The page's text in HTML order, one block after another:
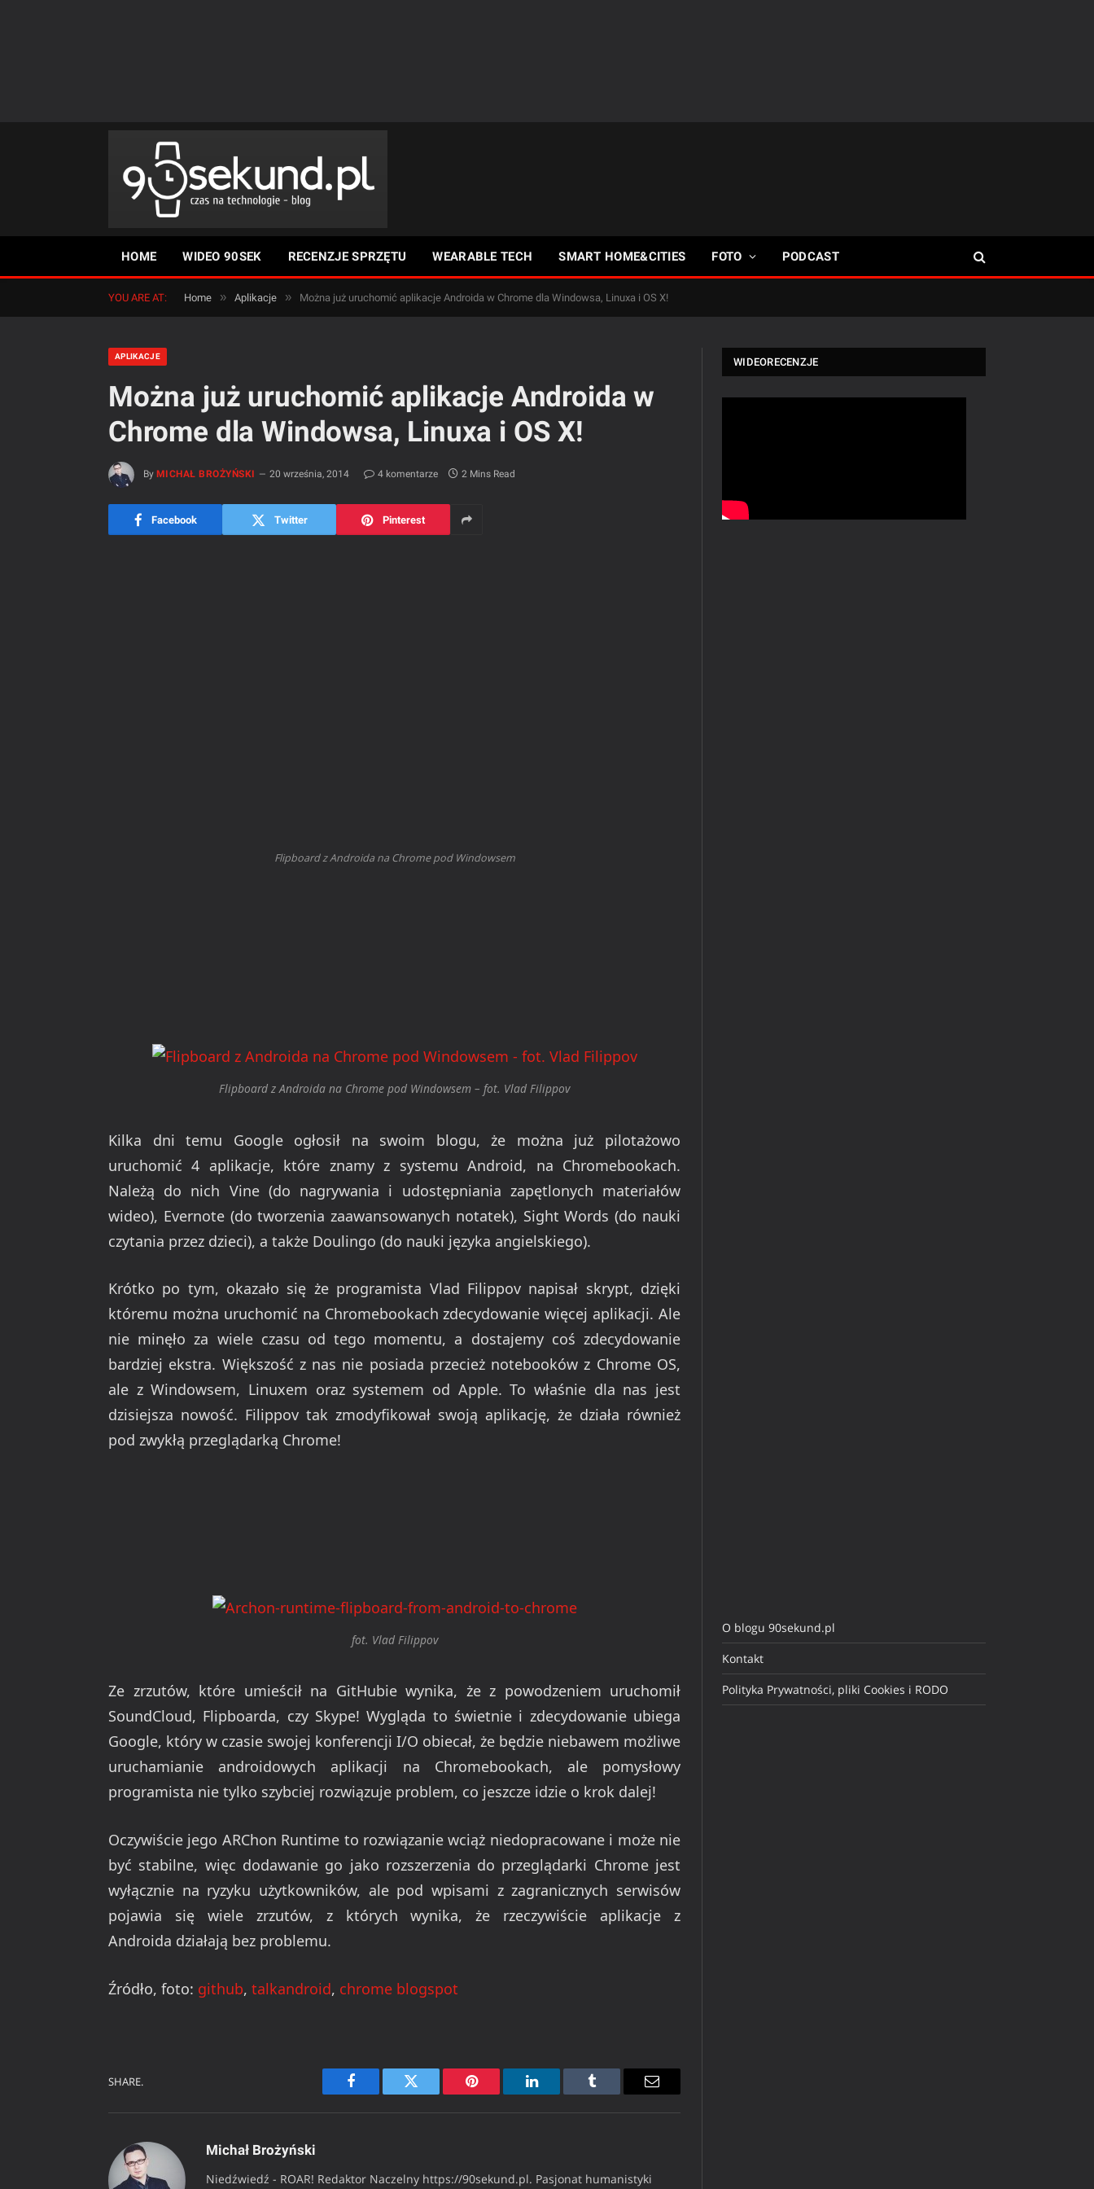
HOME WIDEO 90SEK RECENZJE SPRZĘTU WEARABLE TECH SMART HOME&CITIES FOTO PODCAST
YOU ARE AT: Home » Aplikacje » Można już uruchomić aplikacje Androida w Chrome dla Windowsa, Linuxa i OS X!
APLIKACJE
Można już uruchomić aplikacje Androida w
Chrome dla Windowsa, Linuxa i OS X!
By MICHAŁ BROŻYŃSKI 20 września, 2014 4 komentarze 2 Mins Read
Facebook Twitter Pinterest
Flipboard z Androida na Chrome pod Windowsem
Flipboard z Androida na Chrome pod Windowsem – fot. Vlad Filippov
Kilka dni temu Google ogłosił na swoim blogu, że można już pilotażowo
uruchomić 4 aplikacje, które znamy z systemu Android, na Chromebookach.
Należą do nich Vine (do nagrywania i udostępniania zapętlonych materiałów
wideo), Evernote (do tworzenia zaawansowanych notatek), Sight Words (do nauki
czytania przez dzieci), a także Doulingo (do nauki języka angielskiego).
Krótko po tym, okazało się że programista Vlad Filippov napisał skrypt, dzięki
któremu można uruchomić na Chromebookach zdecydowanie więcej aplikacji. Ale
nie minęło za wiele czasu od tego momentu, a dostajemy coś zdecydowanie
bardziej ekstra. Większość z nas nie posiada przecież notebooków z Chrome OS,
ale z Windowsem, Linuxem oraz systemem od Apple. To właśnie dla nas jest
dzisiejsza nowość. Filippov tak zmodyfikował swoją aplikację, że działa również
pod zwykłą przeglądarką Chrome!
fot. Vlad Filippov
Ze zrzutów, które umieścił na GitHubie wynika, że z powodzeniem uruchomił
SoundCloud, Flipboarda, czy Skype! Wygląda to świetnie i zdecydowanie ubiega
Google, który w czasie swojej konferencji I/O obiecał, że będzie niebawem możliwe
uruchamianie androidowych aplikacji na Chromebookach, ale pomysłowy
programista nie tylko szybciej rozwiązuje problem, co jeszcze idzie o krok dalej!
Oczywiście jego ARChon Runtime to rozwiązanie wciąż niedopracowane i może nie
być stabilne, więc dodawanie go jako rozszerzenia do przeglądarki Chrome jest
wyłącznie na ryzyku użytkowników, ale pod wpisami z zagranicznych serwisów
pojawia się wiele zrzutów, z których wynika, że rzeczywiście aplikacje z
Androida działają bez problemu.
Źródło, foto: github, talkandroid, chrome blogspot
SHARE.
Facebook Twitter Pinterest LinkedIn Tumblr Email
Michał Brożyński
Niedźwiedź - ROAR! Redaktor Naczelny https://90sekund.pl. Pasjonat humanistyki
WIDEORECENZJE
O blogu 90sekund.pl
Kontakt
Polityka Prywatności, pliki Cookies i RODO